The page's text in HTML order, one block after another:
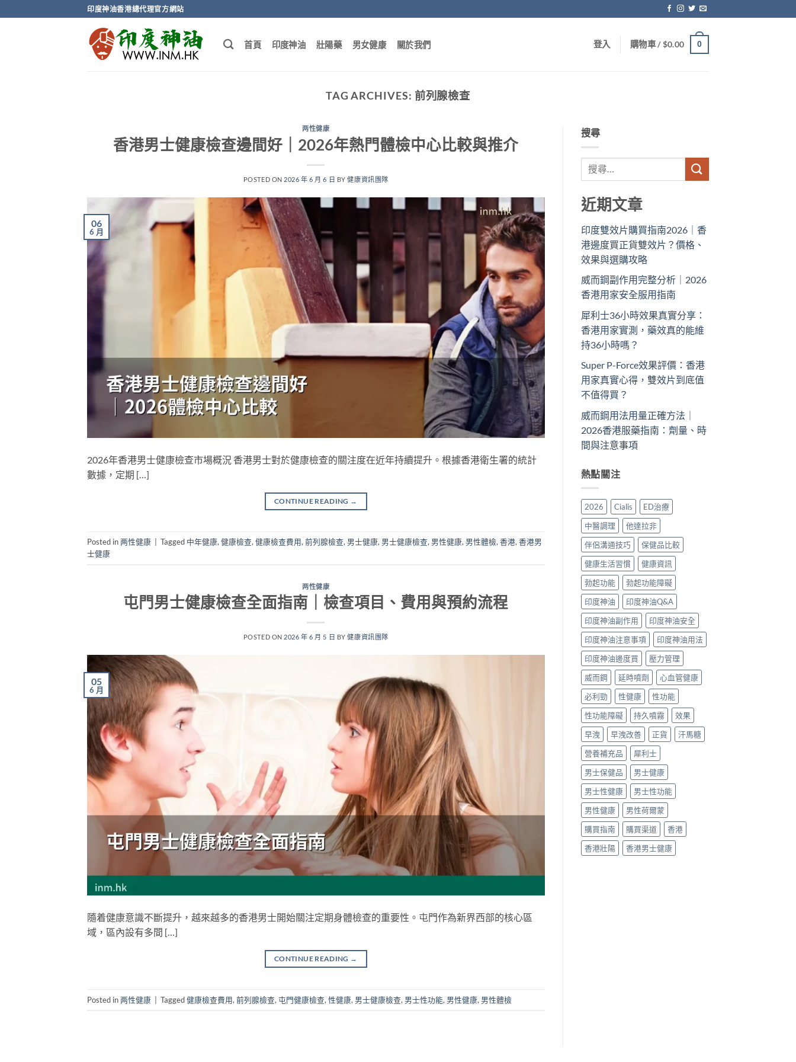
to
印度神油香港總代理官方網站
首頁 印度神油 壯陽藥 男女健康 關於我們 登入 購物車 /$0.00 0
TAG ARCHIVES: 前列腺檢查
两性健康
香港男士健康檢查邊間好｜2026年熱門體檢中心比較與推介
POSTED ON 2026 年 6 月 6 日 BY健康資訊團隊
06
6 月
2026年香港男士健康檢查市場概況 香港男士對於健康檢查的關注度在近年持續提升。根據香港衛生署的統計
數據，定期 […]
CONTINUE READING →
Posted in两性健康 Tagged 中年健康, 健康檢查, 健康檢查費用, 前列腺檢查, 男士健康, 男士健康檢查, 男性健康, 男性體檢, 香港, 香港男
士健康
两性健康
屯門男士健康檢查全面指南｜檢查項目、費用與預約流程
POSTED ON 2026 年 6 月 5 日 BY健康資訊團隊
05
6 月
隨着健康意識不斷提升，越來越多的香港男士開始關注定期身體檢查的重要性。屯門作為新界西部的核心區
域，區內設有多間 […]
CONTINUE READING →
Posted in两性健康 | Tagged健康檢查費用, 前列腺檢查, 屯門健康檢查, 性健康, 男士健康檢查, 男士性功能, 男性健康, 男性體檢
搜尋
近期文章
印度雙效片購買指南2026｜香
港邊度買正貨雙效片？價格、
效果與選購攻略
威而鋼副作用完整分析｜2026
香港用家安全服用指南
犀利士36小時效果真實分享：
香港用家實測，藥效真的能維
持36小時嗎？
Super P-Force效果評價：香港
用家真實心得，雙效片到底值
不值得買？
威而鋼用法用量正確方法｜
2026香港服藥指南：劑量、時
間與注意事項
熱點關注
2026 Cialis
ED治療
中醫調理
他達拉非
伴侶溝通技巧
保健品比較
健康生活習慣
健康資訊
勃起功能
勃起功能障礙
印度神油
印度神油Q&A
印度神油副作用
印度神油安全
印度神油注意事項
印度神油用法
印度神油邊度買
壓力管理
威而鋼
延時噴劑
心血管健康
必利勁
性健康
性功能
性功能障礙
持久噴霧
效果
早洩
早洩改善 正貨
汗馬糖
營養補充品
犀利士
男士保健品
男士健康
男士性健康
男士性功能
男性健康
男性荷爾蒙
購買指南
購買渠道
香港
香港壯陽
香港男士健康